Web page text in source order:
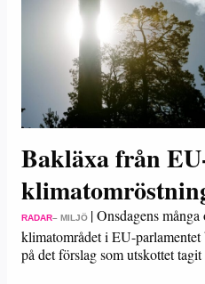
Bakläxa från
RADAR– MILJÖ |Onsdagens
klimatområdet i EU-
på det förslag som utskottet